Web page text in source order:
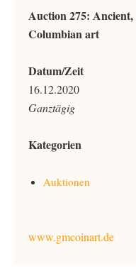
Auction 275:
Columbian art
Datum/Zeit
16.12.2020
Ganztägig
Kategorien
Auktionen
www.gmcoinart.de